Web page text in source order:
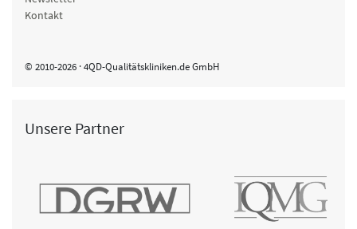
Kontakt
© 2010-2026 · 4QD-Qualitätskliniken.de GmbH
Unsere Partner